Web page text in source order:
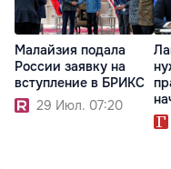
Малайзия подала
России заявку на
вступление в БРИКС
29 Июл. 07:20